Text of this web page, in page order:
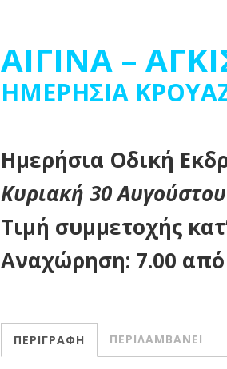
ΑΙΓΙΝΑ –
ΗΜΕΡΗΣΙΑ
Ημερήσια Οδική
Κυριακή 30
Τιμή συμμετοχής
Αναχώρηση: 7.00
ΠΕΡΙΓΡΑΦΗ ΠΕΡΙΛΑΜΒΑΝΕΙ